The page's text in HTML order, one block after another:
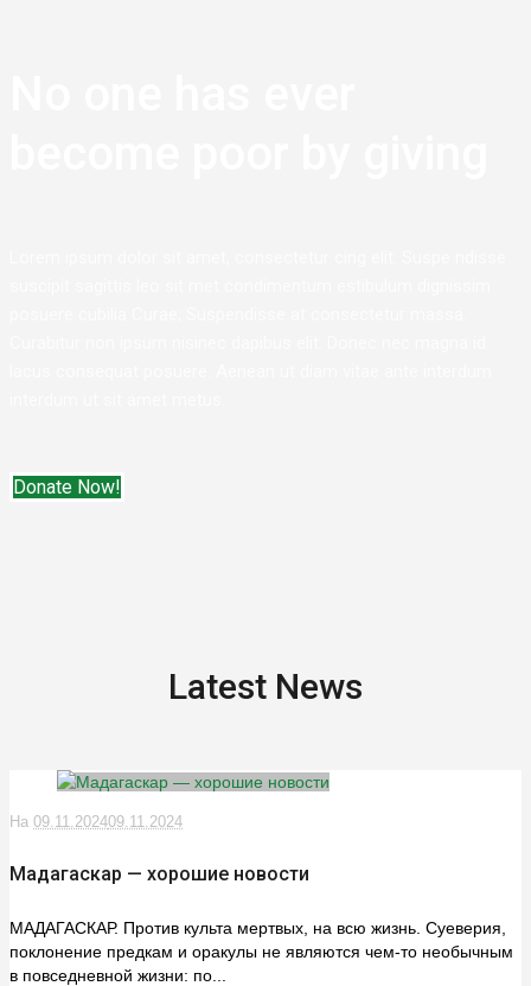
Donate Now!
Latest News
На 09.11.202409.11.2024
Мадагаскар — хорошие новости
МАДАГАСКАР. Против культа мертвых, на всю жизнь. Суеверия,
поклонение предкам и оракулы не являются чем-то необычным
в повседневной жизни: по...